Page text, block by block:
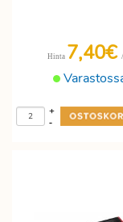
Hinta 7,40€
-
+